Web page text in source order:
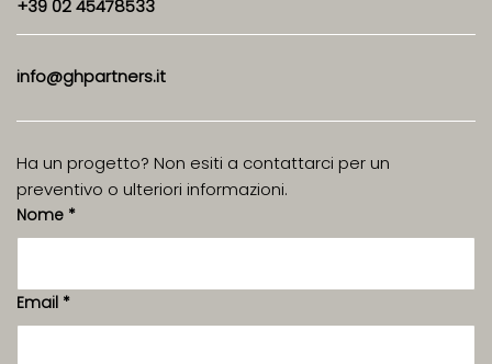
+39 02 45478533
info@ghpartners.it
Ha un progetto? Non esiti a contattarci per un
preventivo o ulteriori informazioni.
Nome *
Email *